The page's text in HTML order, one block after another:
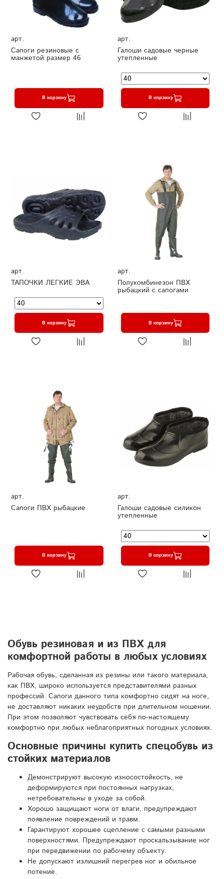
арт.
Сапоги резиновые с
манжетой размер 46
В корзину
арт.
Галоши садовые черные
утепленные
В корзину
арт.
ТАПОЧКИ ЛЕГКИЕ ЭВА
В корзину
арт.
Полукомбинезон ПВХ
рыбацкий с сапогами
В корзину
арт.
Сапоги ПВХ рыбацкие
В корзину
арт.
Галоши садовые силикон
утепленные
В корзину
Обувь резиновая и из ПВХ для
комфортной работы в любых условиях
Рабочая обувь, сделанная из резины или такого материала,
как ПВХ, широко используется представителями разных
профессий. Сапоги данного типа комфортно сидят на ноге,
не доставляют никаких неудобств при длительном ношении.
При этом позволяют чувствовать себя по-настоящему
комфортно при любых неблагоприятных погодных условиях.
Основные причины купить спецобувь из
стойких материалов
Демонстрируют высокую износостойкость, не
деформируются при постоянных нагрузках,
нетребовательны в уходе за собой.
Хорошо защищают ноги от влаги, предупреждают
появление повреждений и травм.
Гарантируют хорошее сцепление с самыми разными
поверхностями. Предупреждают проскальзывание ног
при передвижении по рабочему объекту.
Не допускают излишний перегрев ног и обильное
потение.